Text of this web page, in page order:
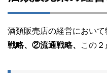
酒類販売店の経営において
戦略、②流通戦略、
この２